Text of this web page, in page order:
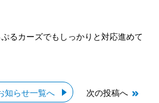
るカーズでもしっかりと対応進めて
知らせ一覧へ 次の投稿へ